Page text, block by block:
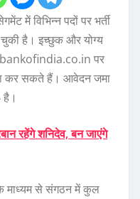
में विभिन्न पदों पर भर्ती
है। इच्छुक और योग्य
पर
कर सकते हैं। आवेदन जमा
रहेंगे शनिदेव, बन जाएंगे
के माध्यम से संगठन में कुल